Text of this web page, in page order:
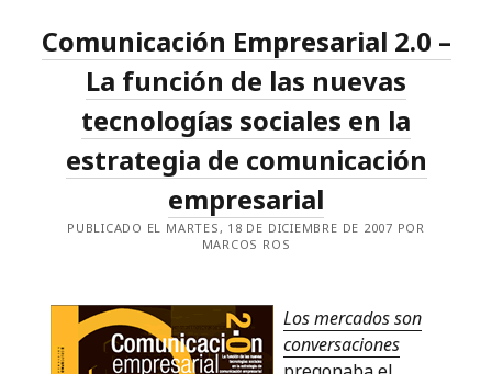
Comunicación Empresarial 2.0 –
La función de las nuevas
tecnologías sociales en la
estrategia de comunicación
empresarial
PUBLICADO EL MARTES, 18 DE DICIEMBRE DE 2007 POR
MARCOS ROS
Los mercados son
conversaciones